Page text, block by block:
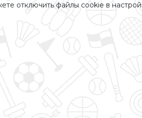
отключить файлы cookie в